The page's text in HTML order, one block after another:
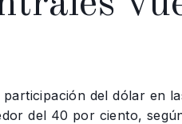
del dólar en
del 40 por ciento,